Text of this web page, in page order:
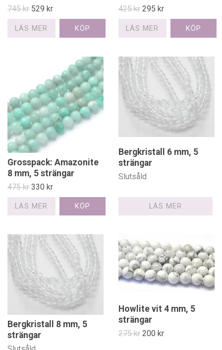
745 kr 529 kr
LÄS MER
425 kr 295 kr
LÄS MER
Grosspack: Amazonite
8 mm, 5 strängar
475 kr 330 kr
LÄS MER
Bergkristall 6 mm, 5
strängar
Slutsåld
LÄS MER
Bergkristall 8 mm, 5
strängar
Howlite vit 4 mm, 5
strängar
275 kr 200 kr